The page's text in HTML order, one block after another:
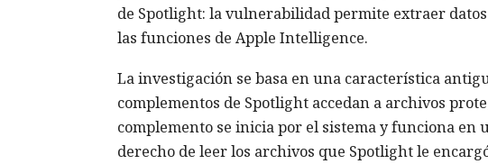
de Spotlight: la vulnerabilidad permite extraer
las funciones de Apple Intelligence.
La investigación se basa en una característica
complementos de Spotlight accedan a archivos
complemento se inicia por el sistema y funciona
derecho de leer los archivos que Spotlight le